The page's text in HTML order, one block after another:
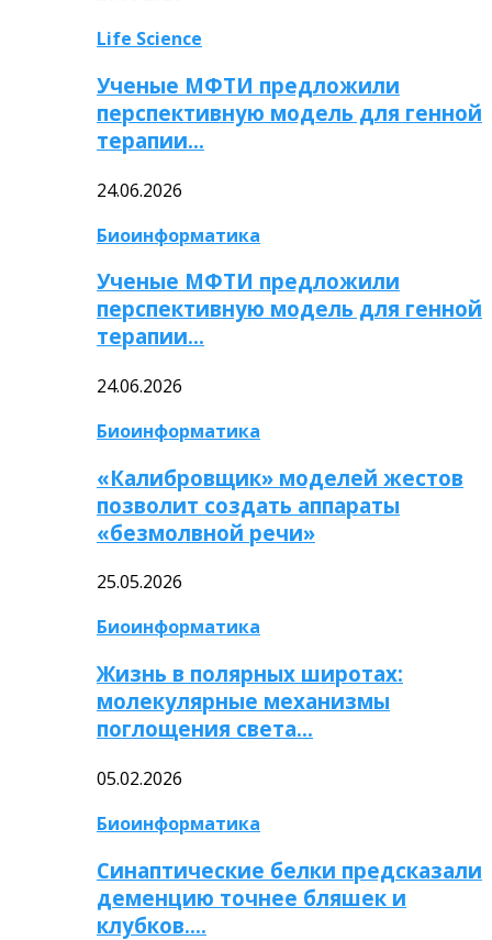
Life Science
Ученые МФТИ предложили
перспективную модель для генной
терапии…
24.06.2026
Биоинформатика
Ученые МФТИ предложили
перспективную модель для генной
терапии…
24.06.2026
Биоинформатика
«Калибровщик» моделей жестов
позволит создать аппараты
«безмолвной речи»
25.05.2026
Биоинформатика
Жизнь в полярных широтах:
молекулярные механизмы
поглощения света…
05.02.2026
Биоинформатика
Синаптические белки предсказали
деменцию точнее бляшек и
клубков….